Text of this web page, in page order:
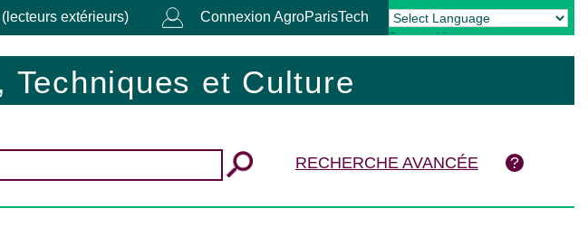
extérieurs) Connexion AgroParisTech
Powered by Translate
Techniques et Culture
RECHERCHE AVANCÉE